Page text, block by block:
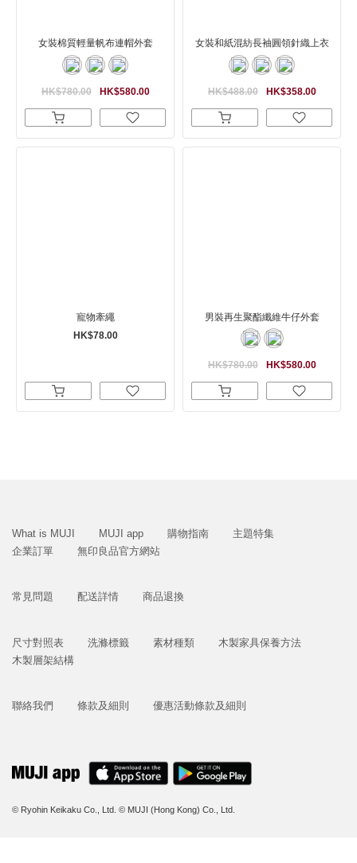
女裝棉質輕量帆布連帽外套
HK$580.00
HK$780.00
女裝和紙混紡長袖圓領針織上衣
HK$358.00
HK$488.00
寵物牽繩
HK$78.00
男裝再生聚酯纖維牛仔外套
HK$580.00
HK$780.00
What is MUJI MUJI app 購物指南
主題特集
企業訂單
無印良品官方網站
常見問題 配送詳情 商品退換
尺寸對照表 洗滌標籤 素材種類
木製家具保養方法
木製層架結構
聯絡我們 條款及細則 優惠活動條款及細則
© Ryohin Keikaku Co., Ltd. © MUJI (Hong Kong) Co., Ltd.